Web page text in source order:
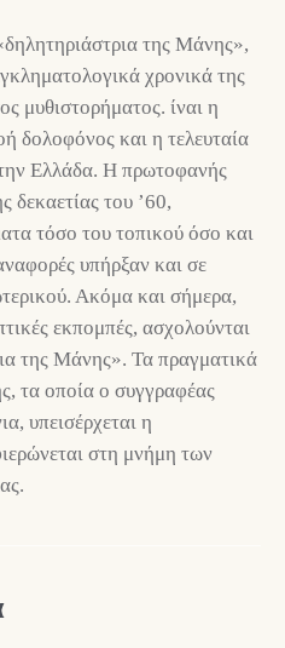
της Μάνης»,
χρονικά της
μυθιστορήματος. ίναι η
δολοφόνος και η τελευταία
Ελλάδα. Η πρωτοφανής
δεκαετίας του ’60,
τόσο του τοπικού όσο και
υπήρξαν και σε
Ακόμα και σήμερα,
εκπομπές, ασχολούνται
της Μάνης». Τα πραγματικά
τα οποία ο συγγραφέας
υπεισέρχεται η
στη μνήμη των